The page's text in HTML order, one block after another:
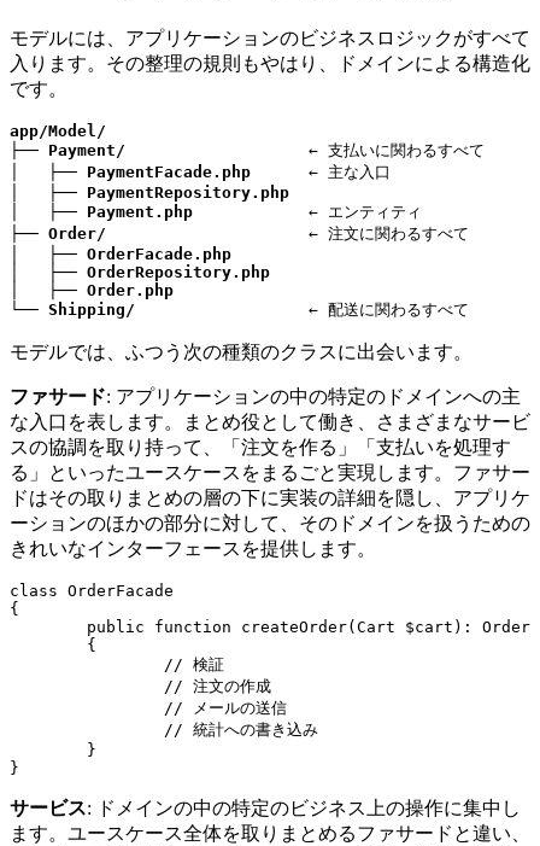
モデルには、アプリケーションのビジネスロジックがすべて
入ります。その整理の規則もやはり、ドメインによる構造化
です。
app/Model/
├── Payment/
                   ← 支払いに関わるすべて
│   ├── PaymentFacade.php
      ← 主な入口
│   ├── PaymentRepository.php
│   ├── Payment.php
            ← エンティティ
├── Order/
                     ← 注文に関わるすべて
│   ├── OrderFacade.php
│   ├── OrderRepository.php
│   ├── Order.php
└── Shipping/
                  ← 配送に関わるすべて
モデルでは、ふつう次の種類のクラスに出会います。
ファサード: アプリケーションの中の特定のドメインへの主
な入口を表します。まとめ役として働き、さまざまなサービ
スの協調を取り持って、「注文を作る」「支払いを処理す
る」といったユースケースをまるごと実現します。ファサー
ドはその取りまとめの層の下に実装の詳細を隠し、アプリケ
ーションのほかの部分に対して、そのドメインを扱うための
きれいなインターフェースを提供します。
class OrderFacade
{
サービス: ドメインの中の特定のビジネス上の操作に集中し
ます。ユースケース全体を取りまとめるファサードと違い、